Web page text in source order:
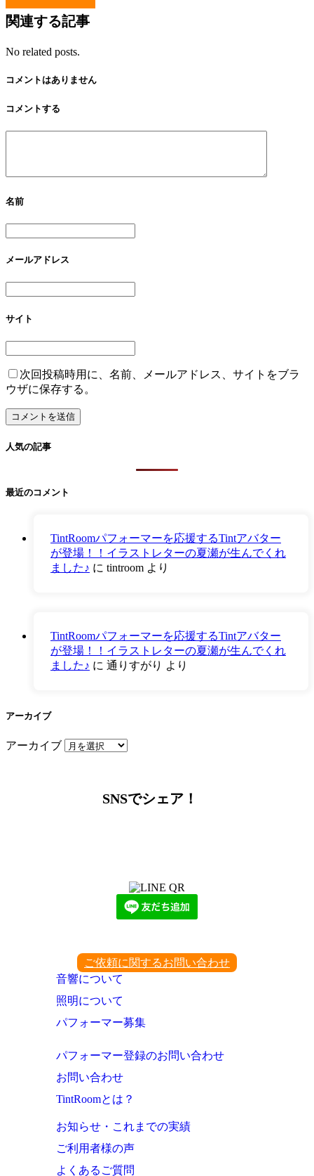
関連する記事
No related posts.
コメントはありません
コメントする
名前
メールアドレス
サイト
次回投稿時用に、名前、メールアドレス、サイトをブラ
ウザに保存する。
人気の記事
最近のコメント
TintRoomパフォーマーを応援するTintアバター
が登場！！イラストレターの夏瀬が生んでくれ
ました♪ に tintroom より
TintRoomパフォーマーを応援するTintアバター
が登場！！イラストレターの夏瀬が生んでくれ
ました♪ に 通りすがり より
アーカイブ
アーカイブ
SNSでシェア！
ご依頼に関するお問い合わせ
音響について
照明について
パフォーマー募集
パフォーマー登録のお問い合わせ
お問い合わせ
TintRoomとは？
お知らせ・これまでの実績
ご利用者様の声
よくあるご質問